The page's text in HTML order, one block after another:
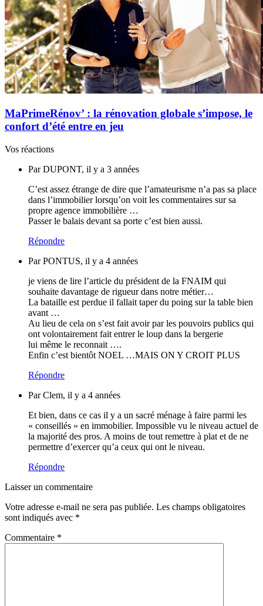
MaPrimeRénov’ : la rénovation globale s’impose, le
confort d’été entre en jeu
Vos réactions
Par DUPONT, il y a 3 années
C’est assez étrange de dire que l’amateurisme n’a pas sa place
dans l’immobilier lorsqu’on voit les commentaires sur sa
propre agence immobilière …
Passer le balais devant sa porte c’est bien aussi.
Répondre
Par PONTUS, il y a 4 années
je viens de lire l’article du président de la FNAIM qui
souhaite davantage de rigueur dans notre métier…
La bataille est perdue il fallait taper du poing sur la table bien
avant …
Au lieu de cela on s’est fait avoir par les pouvoirs publics qui
ont volontairement fait entrer le loup dans la bergerie
lui même le reconnait ….
Enfin c’est bientôt NOEL …MAIS ON Y CROIT PLUS
Répondre
Par Clem, il y a 4 années
Et bien, dans ce cas il y a un sacré ménage à faire parmi les
« conseillés » en immobilier. Impossible vu le niveau actuel de
la majorité des pros. A moins de tout remettre à plat et de ne
permettre d’exercer qu’a ceux qui ont le niveau.
Répondre
Laisser un commentaire
Votre adresse e-mail ne sera pas publiée. Les champs obligatoires
sont indiqués avec *
Commentaire *